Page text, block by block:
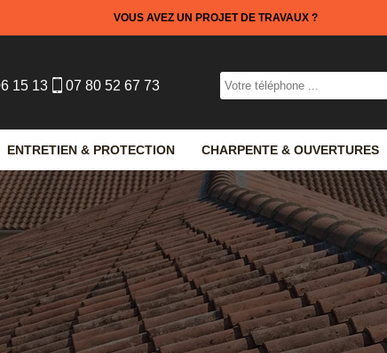
VOUS AVEZ UN PROJET DE TRAVAUX ?
15 13 07 80 52 67 73
ENTRETIEN & PROTECTION CHARPENTE & OUVERTURES